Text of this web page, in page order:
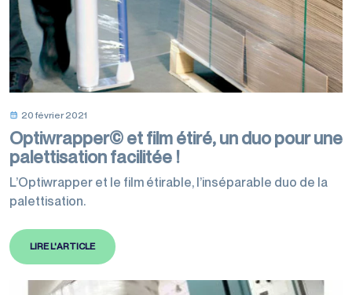
20 février 2021
Optiwrapper© et film étiré, un duo pour une
palettisation facilitée !
L’Optiwrapper et le film étirable, l’inséparable duo de la
palettisation.
LIRE L'ARTICLE